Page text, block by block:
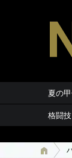
夏の
格闘技